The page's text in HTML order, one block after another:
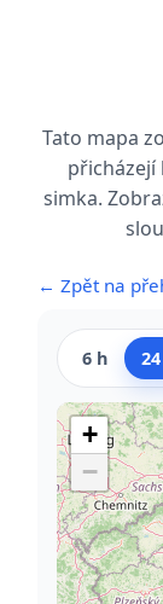
Tato mapa
přicházejí
simka.
← Zpět na
6 h
+
−